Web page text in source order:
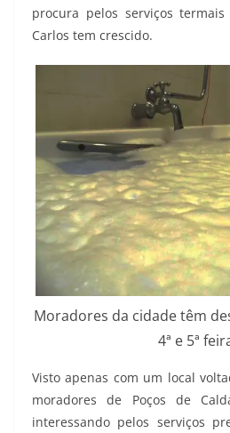
procura pelos serviços
Carlos tem crescido.
Moradores da cidade têm
4ª e 5ª
Visto apenas com um local
moradores de Poços de
interessando pelos serviços